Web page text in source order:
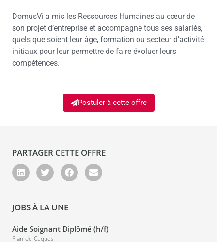
DomusVi a mis les Ressources Humaines au cœur de
son projet d’entreprise et accompagne tous ses salariés,
quels que soient leur âge, formation ou secteur d’activité
initiaux pour leur permettre de faire évoluer leurs
compétences.
Postuler à cette offre
PARTAGER CETTE OFFRE
JOBS À LA UNE
Aide Soignant Diplômé (h/f)
Plan-de-Cuques